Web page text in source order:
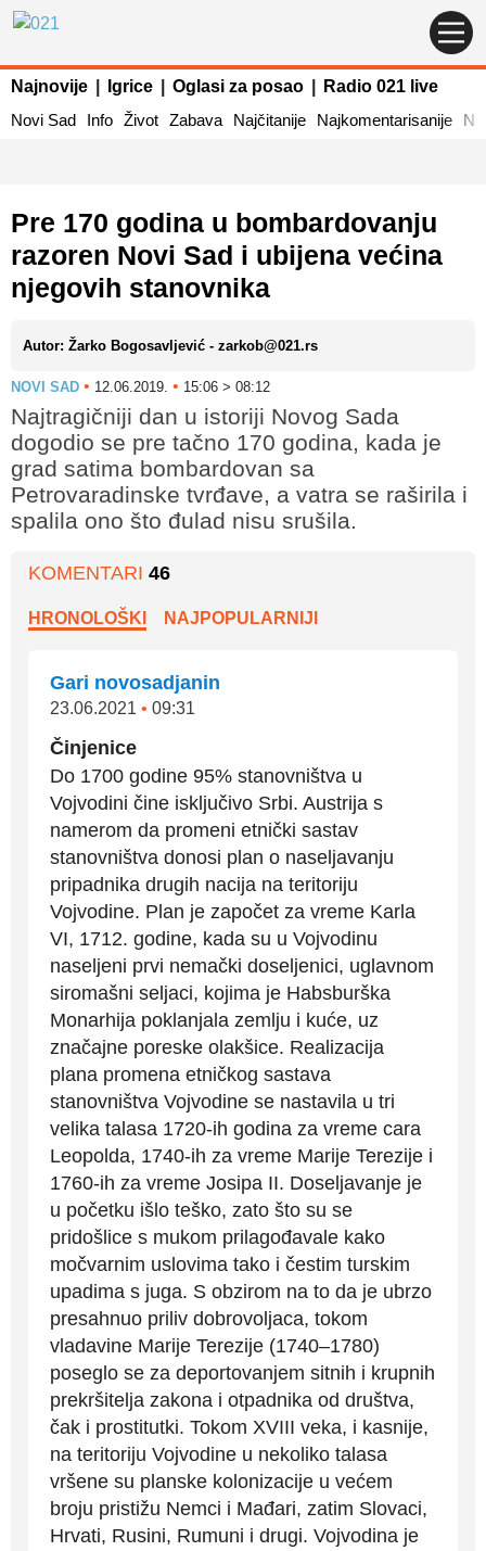
Najnovije Igrice Oglasi za posao
Radio 021 live
Novi Sad
Info Život Zabava Najčitanije Najkomentarisanije
Pre 170 godina u bombardovanju
razoren Novi Sad i ubijena većina
njegovih stanovnika
Autor: Žarko Bogosavljević - zarkob@021.rs
NOVI SAD • 12.06.2019. • 15:06 > 08:12
Najtragičniji dan u istoriji Novog Sada
dogodio se pre tačno 170 godina, kada je
grad satima bombardovan sa
Petrovaradinske tvrđave, a vatra se raširila i
spalila ono što đulad nisu srušila.
KOMENTARI 46
HRONOLOŠKI NAJPOPULARNIJI
Gari novosadjanin
23.06.2021 • 09:31
Činjenice
Do 1700 godine 95% stanovništva u
Vojvodini čine isključivo Srbi. Austrija s
namerom da promeni etnički sastav
stanovništva donosi plan o naseljavanju
pripadnika drugih nacija na teritoriju
Vojvodine. Plan je započet za vreme Karla
VI, 1712. godine, kada su u Vojvodinu
naseljeni prvi nemački doseljenici, uglavnom
siromašni seljaci, kojima je Habsburška
Monarhija poklanjala zemlju i kuće, uz
značajne poreske olakšice. Realizacija
plana promena etničkog sastava
stanovništva Vojvodine se nastavila u tri
velika talasa 1720-ih godina za vreme cara
Leopolda, 1740-ih za vreme Marije Terezije i
1760-ih za vreme Josipa II. Doseljavanje je
u početku išlo teško, zato što su se
pridošlice s mukom prilagođavale kako
močvarnim uslovima tako i čestim turskim
upadima s juga. S obzirom na to da je ubrzo
presahnuo priliv dobrovoljaca, tokom
vladavine Marije Terezije (1740–1780)
poseglo se za deportovanjem sitnih i krupnih
prekršitelja zakona i otpadnika od društva,
čak i prostitutki. Tokom XVIII veka, i kasnije,
na teritoriju Vojvodine u nekoliko talasa
vršene su planske kolonizacije u većem
broju pristižu Nemci i Mađari, zatim Slovaci,
Hrvati, Rusini, Rumuni i drugi. Vojvodina je